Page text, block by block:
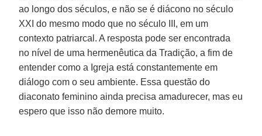
ao longo dos séculos, e não se é diácono no século
XXI do mesmo modo que no século III, em um
contexto patriarcal. A resposta pode ser encontrada
no nível de uma hermenêutica da Tradição, a fim de
entender como a Igreja está constantemente em
diálogo com o seu ambiente. Essa questão do
diaconato feminino ainda precisa amadurecer, mas eu
espero que isso não demore muito.